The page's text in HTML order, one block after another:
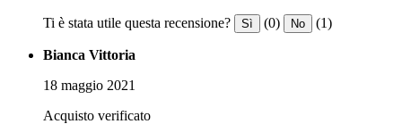
Ti è stata utile questa recensione? Sì (0) No (1)
Bianca Vittoria
18 maggio 2021
Acquisto verificato